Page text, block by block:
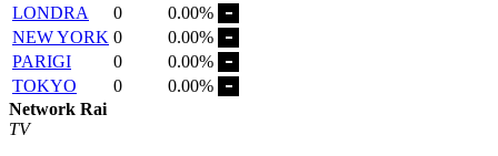
LONDRA
0
0.00%
NEW YORK 0
0.00%
PARIGI
0
0.00%
TOKYO
0
0.00%
Network Rai
TV